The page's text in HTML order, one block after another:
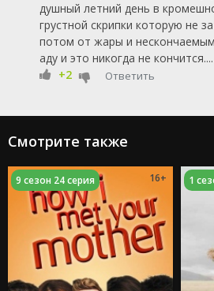
душный летний день в
грустной скрипки которую не
потом от жары и
аду и это никогда не кончится....
+2
Ответить
Смотрите также
9 сезон 24 серия 16+ 1